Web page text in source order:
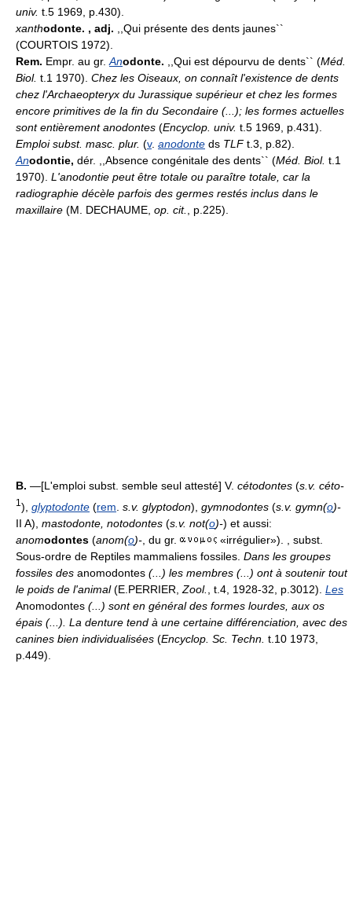
univ. t.5 1969, p.430).
xanthodonte. , adj. ,,Qui présente des dents jaunes``
(COURTOIS 1972).
Rem. Empr. au gr.Anodonte. ,,Qui est dépourvu de dents`` (Méd.
Biol. t.1 1970). Chez les Oiseaux, on connaît l'existence de dents
chez l'Archaeopteryx du Jurassique supérieur et chez les formes
encore primitives de la fin du Secondaire (...); les formes actuelles
sont entièrement anodontes (Encyclop. univ. t.5 1969, p.431).
Emploi subst. masc. plur. (v. anodonte ds TLFt.3, p.82).
Anodontie, dér. ,,Absence congénitale des dents`` (Méd. Biol. t.1
1970). L'anodontie peut être totale ou paraître totale, car la
radiographie décèle parfois des germes restés inclus dans le
maxillaire (M. DECHAUME, op. cit., p.225).
B. —[L'emploi subst. semble seul attesté] V. cétodontes (s.v. céto-
1 ), glyptodonte (rem s.v. glyptodon), gymnodontes (s.v. gymn(o)-
II A), mastodonte, notodontes (s.v. not(o)-) et aussi:
anomodontes (anom(o)- , du gr.
«irrégulier»). , subst.
Sous-ordre de Reptiles mammaliens fossiles. Dans les groupes
fossiles des anomodontes (...) les membres (...) ont à soutenir tout
le poids de l'animal(E.PERRIER, Zool. , t.4, 1928-32, p.3012). Les
Anomodontes (...) sont en général des formes lourdes, aux os
épais (...). La denture tend à une certaine différenciation, avec des
canines bien individualisées (Encyclop. Sc. Techn. t.10 1973,
p.449).